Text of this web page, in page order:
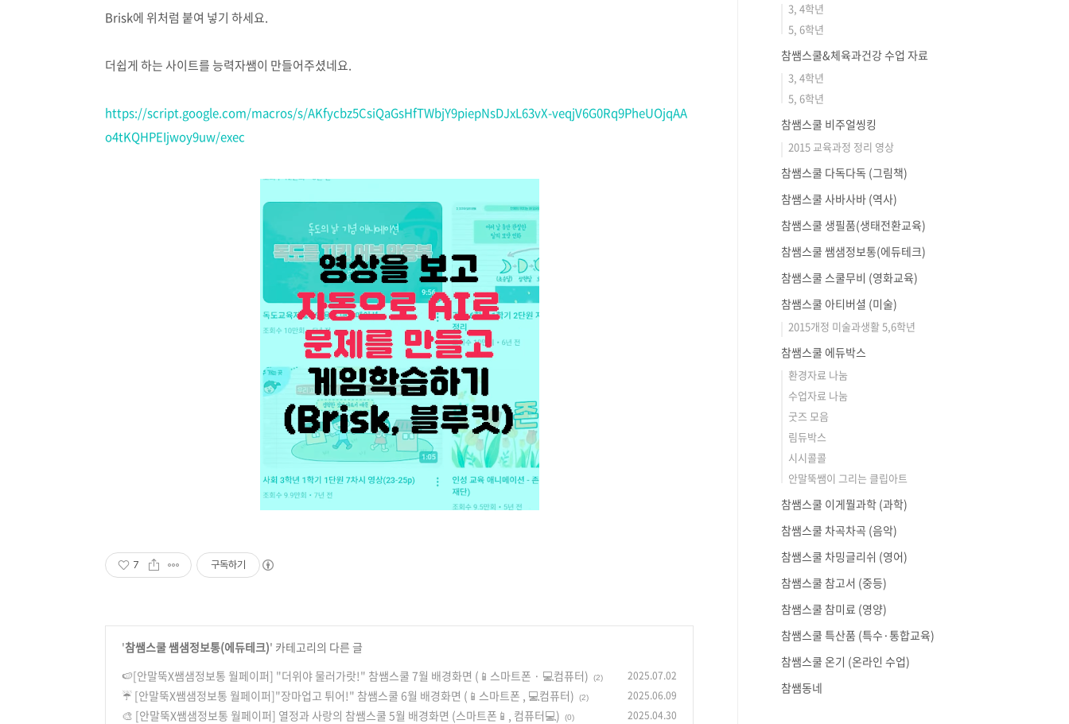
Brisk에 위처럼 붙여 넣기 하세요.
더쉽게 하는 사이트를 능력자쌤이 만들어주셨네요.
https://script.google.com/macros/s/AKfycbz5CsiQaGsHfTWbjY9piepNsDJxL63vX-veqjV6G0Rq9PheUOjqAA
o4tKQHPEIjwoy9uw/exec
7 구독하기
'참쌤스쿨 쌤샘정보통(에듀테크)' 카테고리의 다른 글
🍉[안말뚝X쌤샘정보통 월페이퍼] "더위야 물러가랏!" 참쌤스쿨 7월 배경화면 (📱스마트폰 · 💻컴퓨터)
(2) 2025.07.02
☔ [안말뚝X쌤샘정보통 월페이퍼]"장마업고 튀어!" 참쌤스쿨 6월 배경화면 (📱스마트폰 , 💻컴퓨터) (2) 2025.06.09
🎨 [안말뚝X쌤샘정보통 월페이퍼] 열정과 사랑의 참쌤스쿨 5월 배경화면 (스마트폰📱, 컴퓨터💻) (0) 2025.04.30
3, 4학년
5, 6학년
참쌤스쿨&체육과건강 수업 자료
3, 4학년
5, 6학년
참쌤스쿨 비주얼씽킹
2015 교육과정 정리 영상
참쌤스쿨 다독다독 (그림책)
참쌤스쿨 사바사바 (역사)
참쌤스쿨 생필품(생태전환교육)
참쌤스쿨 쌤샘정보통(에듀테크)
참쌤스쿨 스쿨무비 (영화교육)
참쌤스쿨 아티버셜 (미술)
2015개정 미술과생활 5,6학년
참쌤스쿨 에듀박스
환경자료 나눔
수업자료 나눔
굿즈 모음
림듀박스
시시콜콜
안말뚝쌤이 그리는 클립아트
참쌤스쿨 이게뭘과학 (과학)
참쌤스쿨 차곡차곡 (음악)
참쌤스쿨 차밍글리쉬 (영어)
참쌤스쿨 참고서 (중등)
참쌤스쿨 참미료 (영양)
참쌤스쿨 특산품 (특수·통합교육)
참쌤스쿨 온기 (온라인 수업)
참쌤동네